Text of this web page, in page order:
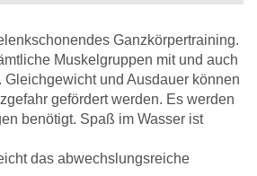
Ganzkörpertraining.
Muskelgruppen mit und auch
Gleichgewicht und Ausdauer können
gefördert werden. Es werden
benötigt. Spaß im Wasser ist
das abwechslungsreiche